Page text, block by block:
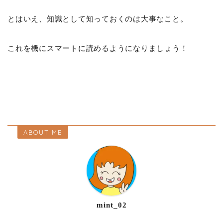
とはいえ、知識として知っておくのは大事なこと。
これを機にスマートに読めるようになりましょう！
ABOUT ME
mint_02